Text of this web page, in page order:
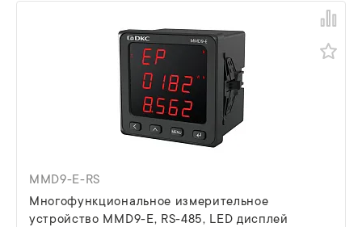
MMD9-E-RS
Многофункциональное измерительное
устройство MMD9-E, RS-485, LED дисплей